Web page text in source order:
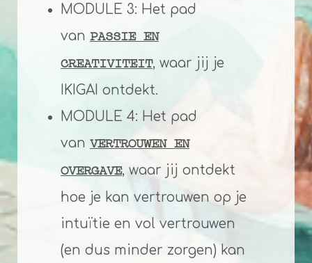
MODULE 3: Het pad
van PASSIE EN
CREATIVITEIT, waar jij je
IKIGAI ontdekt.
MODULE 4: Het pad
van VERTROUWEN EN
OVERGAVE, waar jij ontdekt
hoe je kan vertrouwen op je
intuïtie en vol vertrouwen
(en dus minder zorgen) kan